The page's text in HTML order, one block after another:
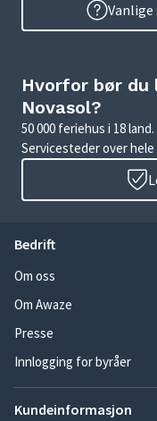
Hvorfor bør
Novasol?
50 000 feriehus i 18
Servicesteder over
Bedrift
Om oss
Om Awaze
Presse
Innlogging for byråer
Kundeinformasjon